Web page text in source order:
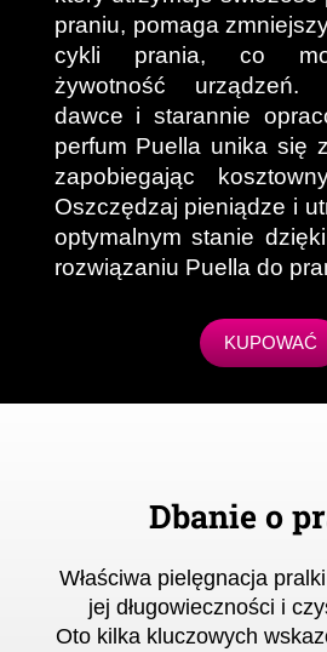
praniu, pomaga
cykli prania, co
żywotność urządzeń.
dawce i starannie
perfum Puella unika się
zapobiegając
Oszczędzaj pieniądze i
optymalnym stanie
rozwiązaniu Puella do
KUPOWAĆ
Dbanie o
Właściwa pielęgnacja
jej długowieczności i
Oto kilka kluczowych